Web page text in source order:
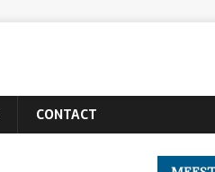
CONTACT